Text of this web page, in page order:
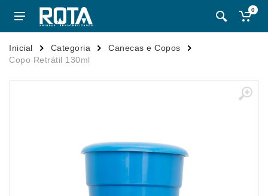
0
Inicial Categoria
Canecas e Copos
Copo Retrátil 130ml